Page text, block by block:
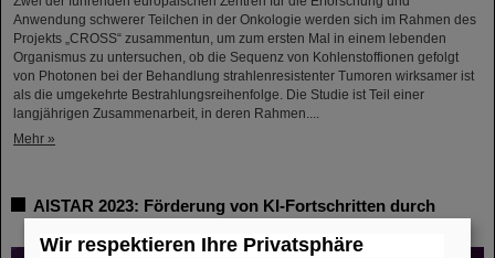
Anwendung schwerer Teilchen in der Onkologie werden sich im Rahmen des
Projekts „CROSS“ zusammentun, um zum ersten Mal in einem lebenden
Organismus zu untersuchen, ob die Sequenz von Kohlenstoffionen gefolgt
von Photonen bei der Behandlung strahlenresistenter Tumoren wirksamer ist
als die umgekehrte Bestrahlungsreihenfolge. Die Studie ist Teil einer
langjährigen Zusammenarbeit, in deren Rahmen....
Mehr »
AISTAR 2023: Förderung von KI-Fortschritten durch
Wir respektieren Ihre Privatsphäre